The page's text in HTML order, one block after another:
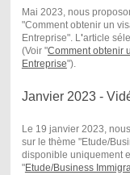
Mai 2023, nous
"Comment obtenir un
Entreprise". L'article
(Voir "Comment obtenir
Entreprise") .
Janvier 2023 -
Le 19 janvier 2023,
sur le thème "Etude/
disponible uniquement
"Etude/Business